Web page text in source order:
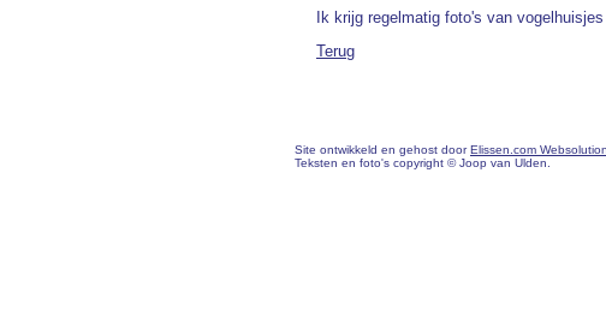
Ik krijg regelmatig foto's van
Terug
Site ontwikkeld en gehost doorElissen.com
Teksten en foto's copyright © Joop van Ulden.